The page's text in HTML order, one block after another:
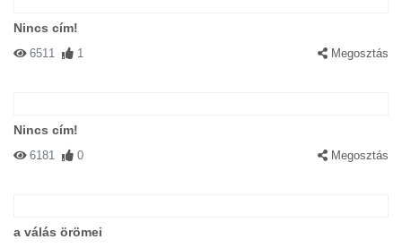
Nincs cím!
6511 1 Megosztás
Nincs cím!
6181 0 Megosztás
a válás örömei